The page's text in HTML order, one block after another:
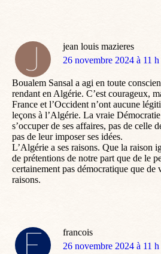
jean louis mazieres
dit
26 novembre 2024 à 11
Boualem Sansal a agi en toute
rendant en Algérie. C’est courageux,
France et l’Occident n’ont aucune
leçons à l’Algérie. La vraie Démocratie
s’occuper de ses affaires, pas de celle
pas de leur imposer ses idées.
L’Algérie a ses raisons. Que la raison
de prétentions de notre part que de le
certainement pas démocratique que
raisons.
francois
dit
26 novembre 2024 à 11